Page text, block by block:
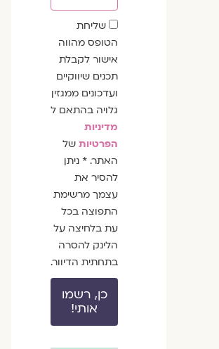
שדה
הסכמה
שליחת
הטופס מהווה
אישור לקבלת
תכנים שיווקיים
ועדכונים ממגזין
גלויה בהתאם ל
מדיניות
הפרטיותשל
האתר. * ניתן
להסיר את
עצמך מרשימת
התפוצה בכל
עת בלחיצה על
הלינק להסרה
בתחתית הדיוור.
כן, רשמו
אותי!